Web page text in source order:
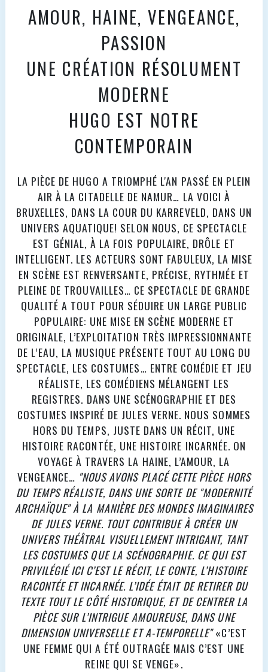
AMOUR, HAINE, VENGEANCE,
PASSION
UNE CRÉATION RÉSOLUMENT
MODERNE
HUGO EST NOTRE
CONTEMPORAIN
LA PIÈCE DE HUGO A TRIOMPHÉ L'AN PASSÉ EN PLEIN
AIR À LA CITADELLE DE NAMUR… LA VOICI À
BRUXELLES, DANS LA COUR DU KARREVELD, DANS UN
UNIVERS AQUATIQUE! SELON NOUS, CE SPECTACLE
EST GÉNIAL, À LA FOIS POPULAIRE, DRÔLE ET
INTELLIGENT. LES ACTEURS SONT FABULEUX, LA MISE
EN SCÈNE EST RENVERSANTE, PRÉCISE, RYTHMÉE ET
PLEINE DE TROUVAILLES… CE SPECTACLE DE GRANDE
QUALITÉ A TOUT POUR SÉDUIRE UN LARGE PUBLIC
POPULAIRE: UNE MISE EN SCÈNE MODERNE ET
ORIGINALE, L’EXPLOITATION TRÈS IMPRESSIONNANTE
DE L’EAU, LA MUSIQUE PRÉSENTE TOUT AU LONG DU
SPECTACLE, LES COSTUMES… ENTRE COMÉDIE ET JEU
RÉALISTE, LES COMÉDIENS MÉLANGENT LES
REGISTRES. DANS UNE SCÉNOGRAPHIE ET DES
COSTUMES INSPIRÉ DE JULES VERNE. NOUS SOMMES
HORS DU TEMPS, JUSTE DANS UN RÉCIT, UNE
HISTOIRE RACONTÉE, UNE HISTOIRE INCARNÉE. ON
VOYAGE À TRAVERS LA HAINE, L’AMOUR, LA
VENGEANCE… "NOUS AVONS PLACÉ CETTE PIÈCE HORS
DU TEMPS RÉALISTE, DANS UNE SORTE DE "MODERNITÉ
ARCHAÏQUE" À LA MANIÈRE DES MONDES IMAGINAIRES
DE JULES VERNE. TOUT CONTRIBUE À CRÉER UN
UNIVERS THÉÂTRAL VISUELLEMENT INTRIGANT, TANT
LES COSTUMES QUE LA SCÉNOGRAPHIE. CE QUI EST
PRIVILÉGIÉ ICI C’EST LE RÉCIT, LE CONTE, L’HISTOIRE
RACONTÉE ET INCARNÉE. L’IDÉE ÉTAIT DE RETIRER DU
TEXTE TOUT LE CÔTÉ HISTORIQUE, ET DE CENTRER LA
PIÈCE SUR L’INTRIGUE AMOUREUSE, DANS UNE
DIMENSION UNIVERSELLE ET A-TEMPORELLE"«C’EST
UNE FEMME QUI A ÉTÉ OUTRAGÉE MAIS C’EST UNE
REINE QUI SE VENGE».